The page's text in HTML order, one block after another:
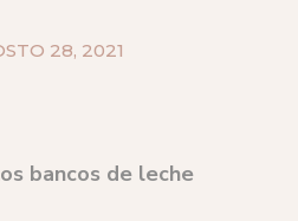
28, 2021
bancos de leche